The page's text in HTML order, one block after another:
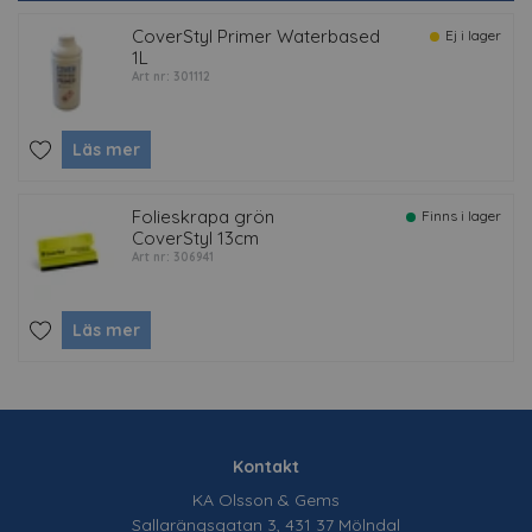
CoverStyl Primer Waterbased
1L
Art nr: 301112
Ej i lager
Läs mer
Folieskrapa grön
CoverStyl 13cm
Art nr: 306941
Finns i lager
Läs mer
Kontakt
KA Olsson & Gems
Sallarängsgatan 3, 431 37 Mölndal